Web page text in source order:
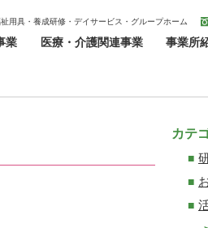
用具・養成研修・デイサービス・グループホーム
業 医療・介護関連事業 事業所
カテ